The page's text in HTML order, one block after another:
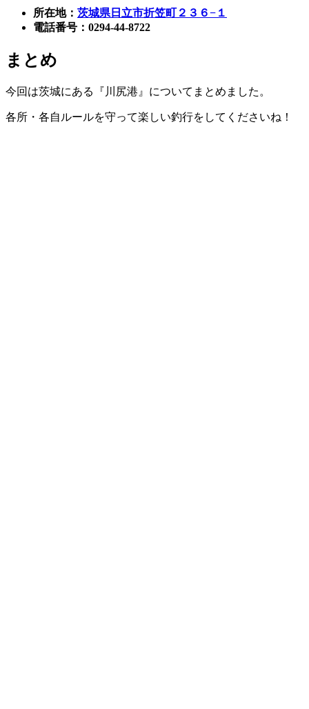
所在地： 茨城県日立市折笠町２３６−１
電話番号：0294-44-8722
まとめ
今回は茨城にある『川尻港』についてまとめました。
各所・各自ルールを守って楽しい釣行をしてくださいね！